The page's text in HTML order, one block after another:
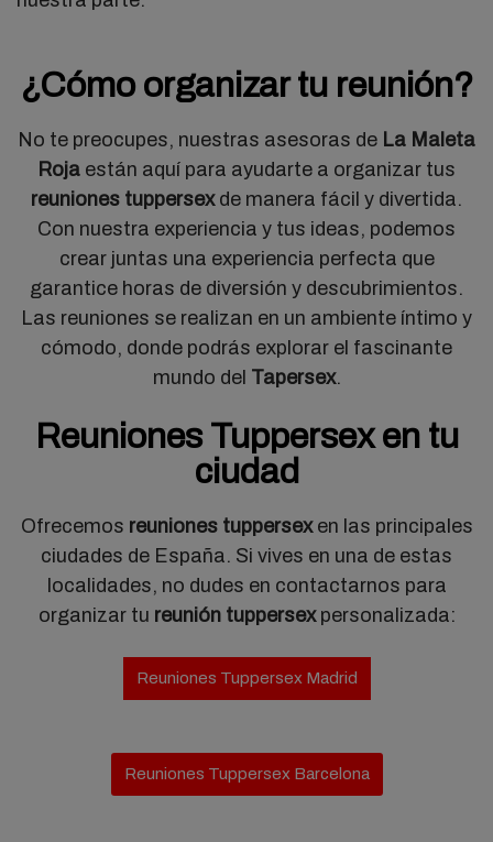
¿Cómo organizar tu reunión?
No te preocupes, nuestras asesoras de La Maleta
Roja están aquí para ayudarte a organizar tus
reuniones tuppersexde manera fácil y divertida.
Con nuestra experiencia y tus ideas, podemos
crear juntas una experiencia perfecta que
garantice horas de diversión y descubrimientos.
Las reuniones se realizan en un ambiente íntimo y
cómodo, donde podrás explorar el fascinante
mundo del Tapersex.
Reuniones Tuppersex en tu
ciudad
Ofrecemos reuniones tuppersexen las principales
ciudades de España. Si vives en una de estas
localidades, no dudes en contactarnos para
organizar tu reunión tuppersexpersonalizada:
Reuniones Tuppersex Madrid
Reuniones Tuppersex Barcelona